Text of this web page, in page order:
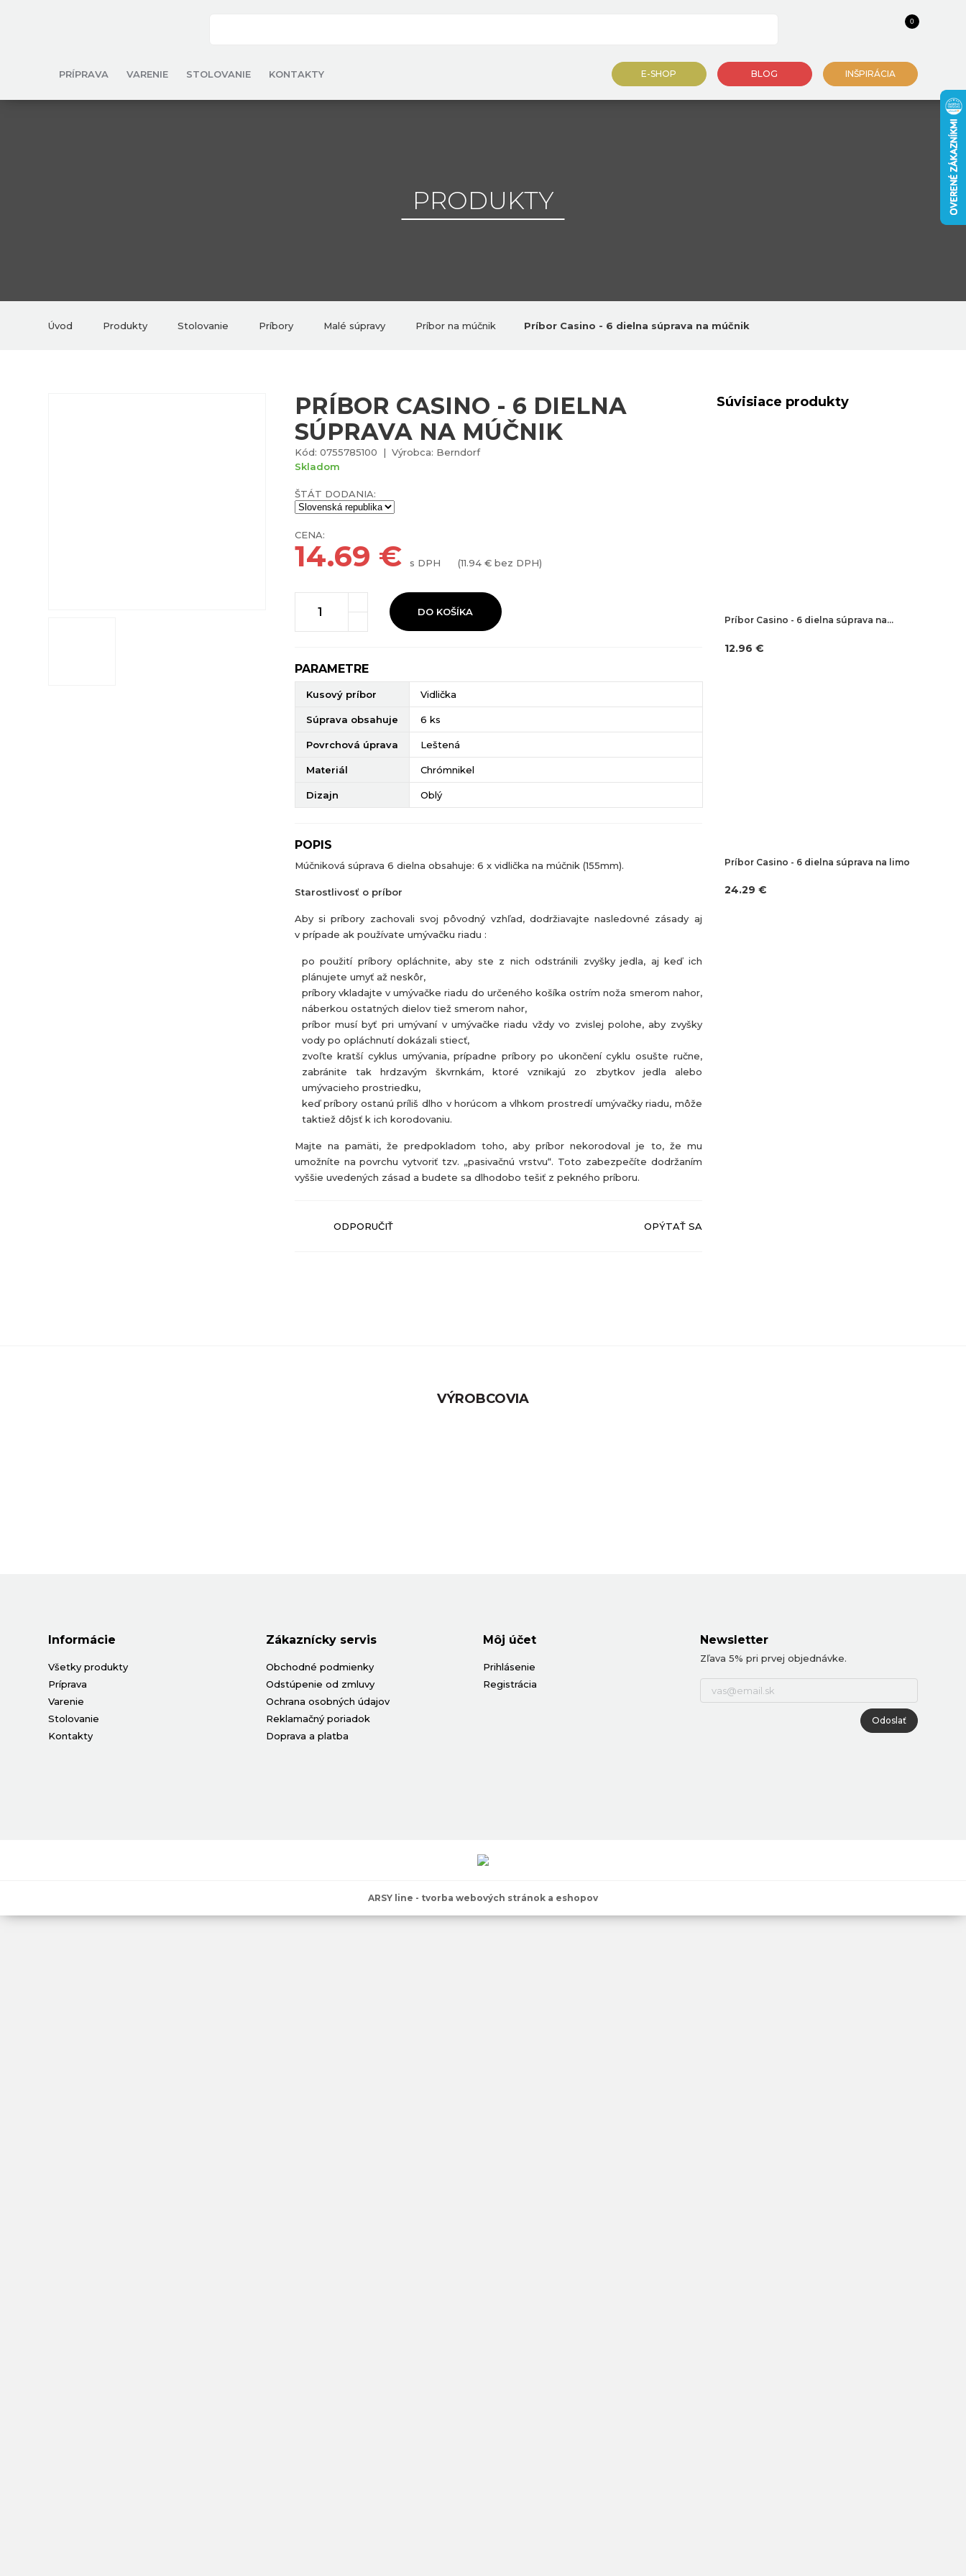
0
PRÍPRAVA VARENIE STOLOVANIE KONTAKTY E-SHOP BLOG INŠPIRÁCIA
PRODUKTY
Úvod Produkty Stolovanie Príbory Malé súpravy Príbor na múčnik Príbor Casino - 6 dielna súprava na múčnik
PRÍBOR CASINO - 6 DIELNA
SÚPRAVA NA MÚČNIK
Kód: 0755785100 | Výrobca: Berndorf
Skladom
ŠTÁT DODANIA:
CENA:
14.69 € s DPH (11.94€ bez DPH)
DO KOŠÍKA
PARAMETRE
Kusový príbor Vidlička
Súprava obsahuje 6 ks
Povrchová úprava Leštená
Materiál Chrómnikel
Dizajn Oblý
POPIS
Múčniková súprava 6 dielna obsahuje: 6 x vidlička na múčnik (155mm).
Starostlivosť o príbor
Aby si príbory zachovali svoj pôvodný vzhľad, dodržiavajte nasledovné zásady aj
v prípade ak používate umývačku riadu :
po použití príbory opláchnite, aby ste z nich odstránili zvyšky jedla, aj keď ich
plánujete umyť až neskôr,
príbory vkladajte v umývačke riadu do určeného košíka ostrím noža smerom nahor,
náberkou ostatných dielov tiež smerom nahor,
príbor musí byť pri umývaní v umývačke riadu vždy vo zvislej polohe, aby zvyšky
vody po opláchnutí dokázali stiecť,
zvoľte kratší cyklus umývania, prípadne príbory po ukončení cyklu osušte ručne,
zabránite tak hrdzavým škvrnkám, ktoré vznikajú zo zbytkov jedla alebo
umývacieho prostriedku,
keď príbory ostanú príliš dlho v horúcom a vlhkom prostredí umývačky riadu, môže
taktiež dôjsť k ich korodovaniu.
Majte na pamäti, že predpokladom toho, aby príbor nekorodoval je to, že mu
umožníte na povrchu vytvoriť tzv. „pasivačnú vrstvu“. Toto zabezpečíte dodržaním
vyššie uvedených zásad a budete sa dlhodobo tešiť z pekného príboru.
ODPORUČIŤ OPÝTAŤ SA
Súvisiace produkty
Príbor Casino - 6 dielna súprava na…
12.96 €
Príbor Casino - 6 dielna súprava na limo
24.29 €
VÝROBCOVIA
Informácie
Všetky produkty
Príprava
Varenie
Stolovanie
Kontakty
Zákaznícky servis
Obchodné podmienky
Odstúpenie od zmluvy
Ochrana osobných údajov
Reklamačný poriadok
Doprava a platba
Môj účet
Prihlásenie
Registrácia
Newsletter
Zľava 5% pri prvej objednávke.
Odoslať
ARSY line - tvorba webových stránok a eshopov